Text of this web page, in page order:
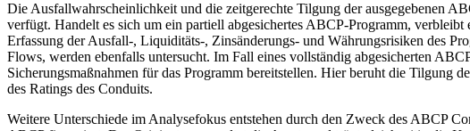
Die Ausfallwahrscheinlichkeit und die zeitgerechte Tilgung der ausgegebenen
verfügt. Handelt es sich um ein partiell abgesichertes ABCP-Programm,
Erfassung der Ausfall-, Liquiditäts-, Zinsänderungs- und Währungsrisiken des
Flows, werden ebenfalls untersucht. Im Fall eines vollständig abgesicherten
Sicherungsmaßnahmen für das Programm bereitstellen. Hier beruht die Tilgung
des Ratings des Conduits.
Weitere Unterschiede im Analysefokus entstehen durch den Zweck des ABCP